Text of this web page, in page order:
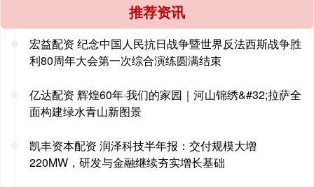
推荐资讯
宏益配资 纪念中国人民抗日战争暨世界反法西斯战争胜
利80周年大会第一次综合演练圆满结束
亿达配资 辉煌60年·我们的家园｜河山锦绣&#32;拉萨全
面构建绿水青山新图景
凯丰资本配资 润泽科技半年报：交付规模大增
220MW，研发与金融继续夯实增长基础